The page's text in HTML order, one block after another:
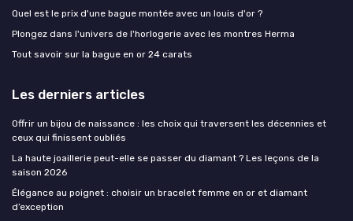
Quel est le prix d'une bague montée avec un louis d'or ?
Plongez dans l'univers de l'horlogerie avec les montres Herma
Tout savoir sur la bague en or 24 carats
Les derniers articles
Offrir un bijou de naissance : les choix qui traversent les décennies et
ceux qui finissent oubliés
La haute joaillerie peut-elle se passer du diamant ? Les leçons de la
saison 2026
Élégance au poignet : choisir un bracelet femme en or et diamant
d’exception